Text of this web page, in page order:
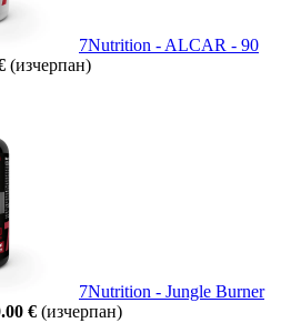
7Nutrition - ALCAR - 90
(изчерпан)
7Nutrition - Jungle Burner
€ (изчерпан)